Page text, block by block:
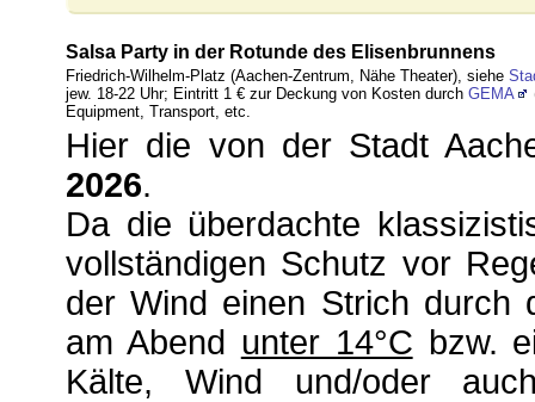
Salsa Party in der Rotunde des Elisenbrunnens
Friedrich-Wilhelm-Platz (Aachen-Zentrum, Nähe Theater) , siehe
jew. 18-22 Uhr; Eintritt 1 € zur Deckung von Kosten durch GEMA
Equipment, Transport, etc.
Hier die von der Stadt
2026.
Da die überdachte
vollständigen Schutz vor
der Wind einen Strich durch
am Abend unter 14°C bzw.
Kälte, Wind und/oder